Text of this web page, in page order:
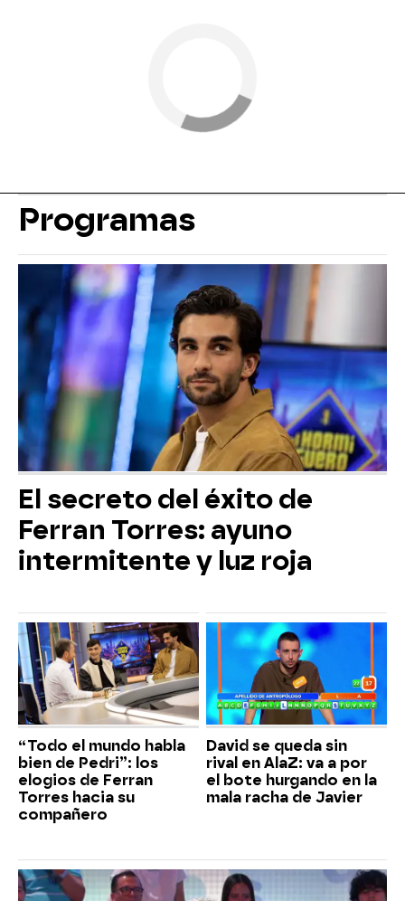
Programas
El secreto del éxito de
Ferran Torres: ayuno
intermitente y luz roja
“Todo el mundo habla
bien de Pedri”: los
elogios de Ferran
Torres hacia su
compañero
David se queda sin
rival en AlaZ: va a por
el bote hurgando en la
mala racha de Javier